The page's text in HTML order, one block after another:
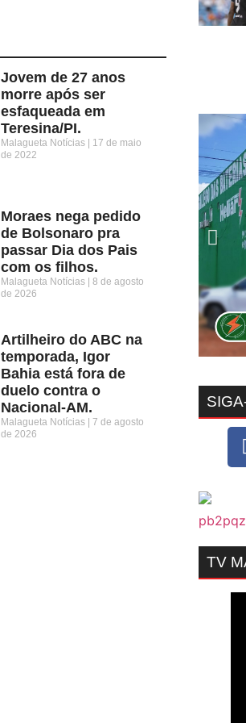
Jovem de 27 anos
morre após ser
esfaqueada em
Teresina/PI.
Malagueta Notícias
17 de maio
de 2022
Moraes nega pedido
de Bolsonaro pra
passar Dia dos Pais
com os filhos.
Malagueta Notícias
8 de agosto
de 2026
Artilheiro do ABC na
temporada, Igor
Bahia está fora de
duelo contra o
Nacional-AM.
Malagueta Notícias
7 de agosto
de 2026
TV